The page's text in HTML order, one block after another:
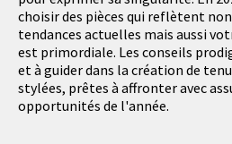
choisir des pièces qui reflètent
tendances actuelles mais aussi
est primordiale. Les conseils
et à guider dans la création de
stylées, prêtes à affronter avec
opportunités de l'année.